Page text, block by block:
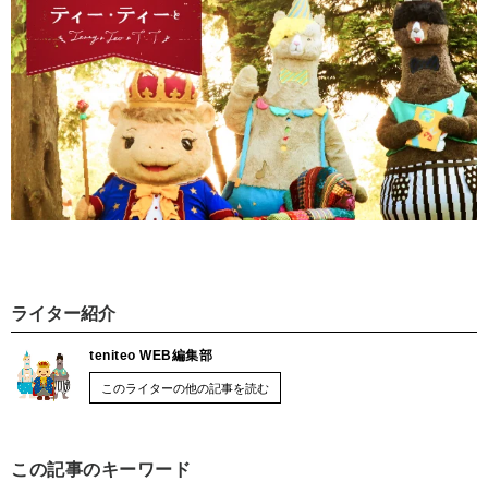
ライター紹介
teniteo WEB編集部
このライターの他の記事を読む
この記事のキーワード